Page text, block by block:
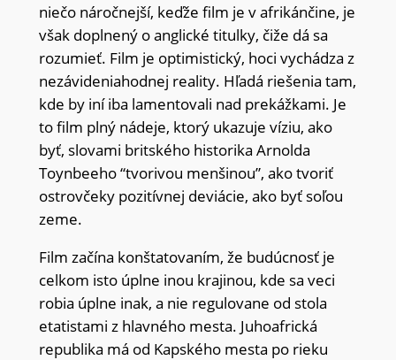
niečo náročnejší, keďže film je v afrikánčine, je
však doplnený o anglické titulky, čiže dá sa
rozumieť. Film je optimistický, hoci vychádza z
nezávideniahodnej reality. Hľadá riešenia tam,
kde by iní iba lamentovali nad prekážkami. Je
to film plný nádeje, ktorý ukazuje víziu, ako
byť, slovami britského historika Arnolda
Toynbeeho “tvorivou menšinou”, ako tvoriť
ostrovčeky pozitívnej deviácie, ako byť soľou
zeme.
Film začína konštatovaním, že budúcnosť je
celkom isto úplne inou krajinou, kde sa veci
robia úplne inak, a nie regulovane od stola
etatistami z hlavného mesta. Juhoafrická
republika má od Kapského mesta po rieku